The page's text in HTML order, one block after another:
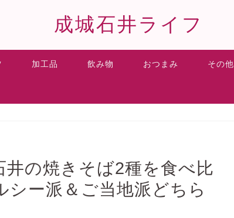
成城石井ライフ
加工品 飲み物 おつまみ その他
井の焼きそば2種を食べ比
ー派＆ご当地派どちら